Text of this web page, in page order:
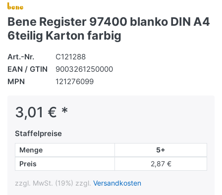
Bene Register 97400 blanko DIN A4
6teilig Karton farbig
Art.-Nr.
C121288
EAN / GTIN
9003261250000
MPN
121276099
3,01 € *
Staffelpreise
Menge
5+
Preis
2,87 €
zzgl. MwSt. (19%) zzgl. Versandkosten